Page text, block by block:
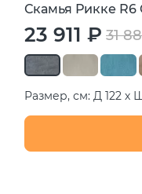
Скамья Рикке R6
23 911 ₽ 31
Размер, см: Д 122 х